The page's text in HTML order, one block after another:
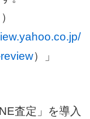
）」
査定」を導入